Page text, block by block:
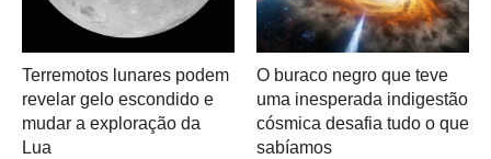
Terremotos lunares podem
revelar gelo escondido e
mudar a exploração da
Lua
O buraco negro que teve
uma inesperada indigestão
cósmica desafia tudo o que
sabíamos